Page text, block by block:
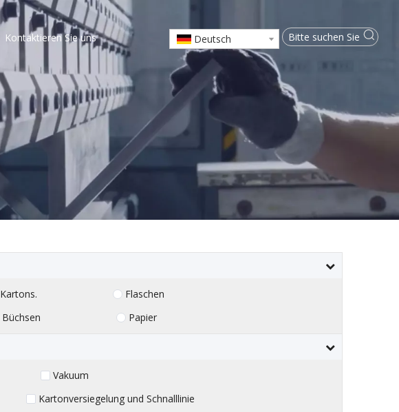
Kontaktieren Sie uns Deutsch
Kartons.
Flaschen
Büchsen Papier
Vakuum
Kartonversiegelung und Schnalllinie